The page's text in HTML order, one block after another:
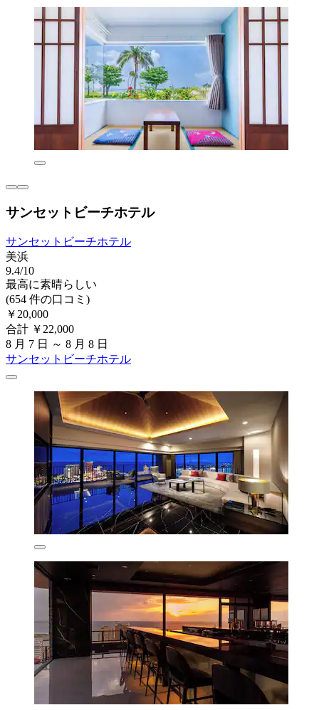
サンセットビーチホテル
サンセットビーチホテル
美浜
9.4/10
最高に素晴らしい
(654 件の口コミ)
￥20,000
合計 ￥22,000
8 月 7 日 ～ 8 月 8 日
サンセットビーチホテル